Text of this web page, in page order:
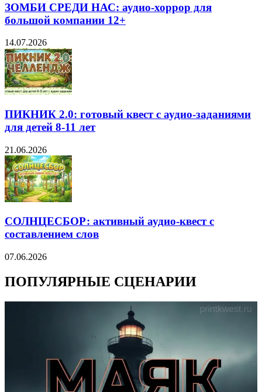
ЗОМБИ СРЕДИ НАС: аудио-хоррор для
большой компании 12+
14.07.2026
ПИКНИК 2.0: готовый квест с аудио-заданиями
для детей 8-11 лет
21.06.2026
СОЛНЦЕСБОР: активный аудио-квест с
составлением слов
07.06.2026
ПОПУЛЯРНЫЕ СЦЕНАРИИ